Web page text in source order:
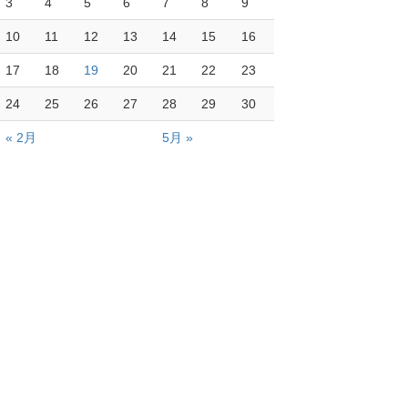
« 2月 5月 »
10 11 12 13 14 15 16
17 18 19 20 21 22 23
24 25 26 27 28 29 30